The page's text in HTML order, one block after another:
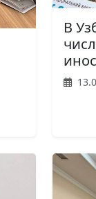
В